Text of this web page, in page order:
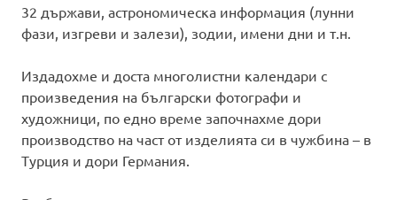
32 държави, астрономическа информация (лунни
фази, изгреви и залези), зодии, имени дни и т.н.
Издадохме и доста многолистни календари с
произведения на български фотографи и
художници, по едно време започнахме дори
производство на част от изделията си в чужбина – в
Турция и дори Германия.